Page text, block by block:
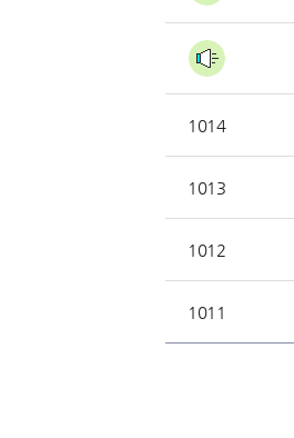
1014
1013
1012
1011